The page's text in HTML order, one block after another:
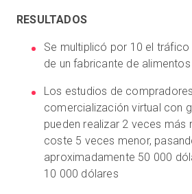
RESULTADOS
Se multiplicó por 10 el tráfico
de un fabricante de
Los estudios de
comercialización virtual con
pueden realizar 2 veces más
coste 5 veces menor,
aproximadamente 50 000
10 000 dólares